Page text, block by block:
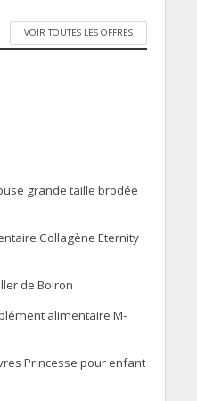
VOIR TOUTES LES OFFRES
grande taille brodée
Collagène Eternity
de Boiron
alimentaire M-
Princesse pour enfant